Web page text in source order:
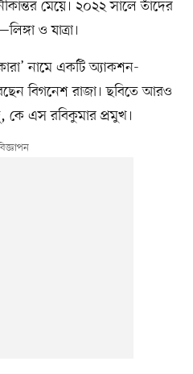
মেয়ে। ২০২২ সালে তাঁদের
ও যাত্রা।
নামে একটি অ্যাকশন-
বিগনেশ রাজা। ছবিতে আরও
কে এস রবিকুমার প্রমুখ।